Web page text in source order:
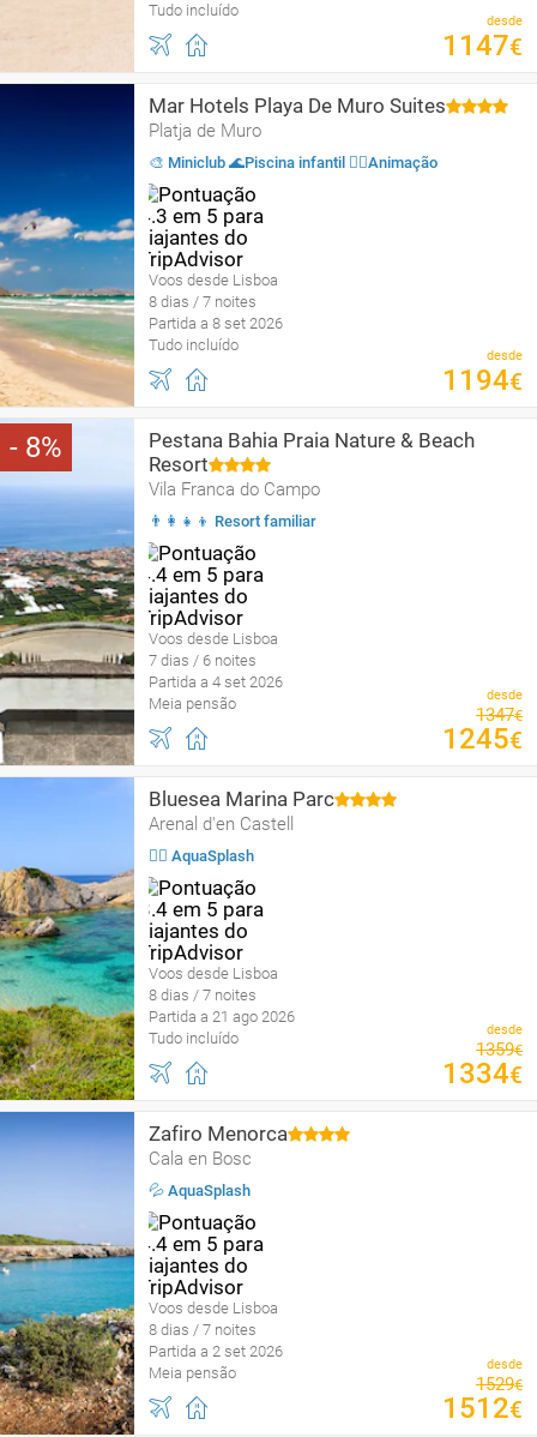
Tudo incluído
desde
1147€
Mar Hotels Playa De Muro Suites
Platja de Muro
🎨 Miniclub 🌊Piscina infantil 🤹‍♂️Animação
Voos desde Lisboa
8 dias / 7 noites
Partida a 8 set 2026
Tudo incluído
desde
1194€
8
Pestana Bahia Praia Nature & Beach
Resort
Vila Franca do Campo
👨‍👩‍👧‍👦 Resort familiar
Voos desde Lisboa
7 dias / 6 noites
Partida a 4 set 2026
Meia pensão
desde
1347€
1245€
Bluesea Marina Parc
Arenal d'en Castell
🏄‍♀️ AquaSplash
Voos desde Lisboa
8 dias / 7 noites
Partida a 21 ago 2026
Tudo incluído
desde
1359€
1334€
Zafiro Menorca
Cala en Bosc
💦 AquaSplash
Voos desde Lisboa
8 dias / 7 noites
Partida a 2 set 2026
Meia pensão
desde
1529€
1512€